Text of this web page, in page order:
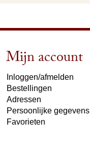
Mijn account
Inloggen/afmelden
Bestellingen
Adressen
Persoonlijke gegevens
Favorieten